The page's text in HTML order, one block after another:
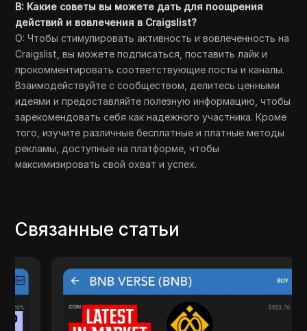
В: Какие советы вы можете дать для поощрения
действий и вовлечения в Craigslist?
О: Чтобы стимулировать активность и вовлеченность на
Craigslist, вы можете подписаться, поставить лайк и
прокомментировать соответствующие посты и каналы.
Взаимодействуйте с сообществом, делитесь ценными
идеями и предоставляйте полезную информацию, чтобы
зарекомендовать себя как надежного участника. Кроме
того, изучите различные бесплатные и платные методы
рекламы, доступные на платформе, чтобы
максимизировать свой охват и успех.
Связанные статьи